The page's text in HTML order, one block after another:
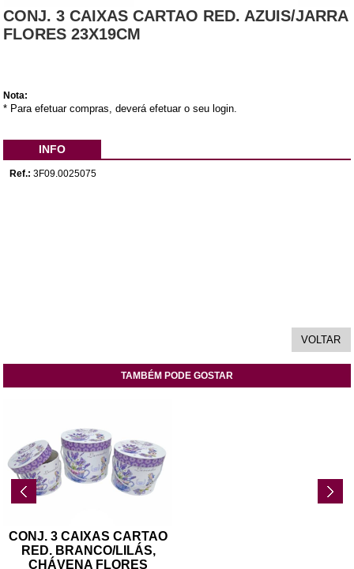
CONJ. 3 CAIXAS CARTAO RED. AZUIS/JARRA
FLORES 23X19CM
Nota:
* Para efetuar compras, deverá efetuar o seu login.
INFO
Ref.: 3F09.0025075
TAMBÉM PODE GOSTAR
CONJ. 3 CAIXAS CARTAO
RED. BRANCO/LILÁS,
CHÁVENA FLORES